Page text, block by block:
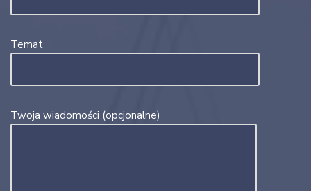
Temat
Twoja wiadomości (opcjonalne)